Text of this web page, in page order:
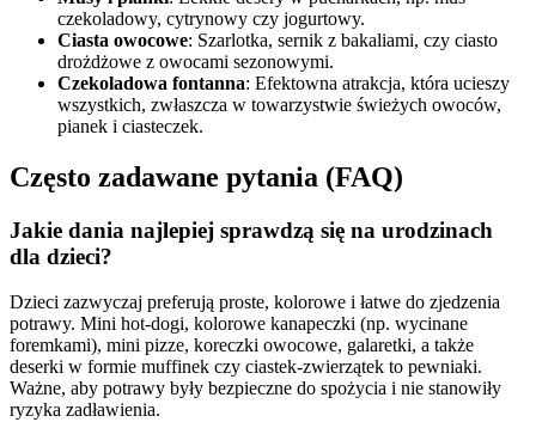
czekoladowy, cytrynowy czy jogurtowy.
Ciasta owocowe: Szarlotka, sernik z bakaliami, czy ciasto
drożdżowe z owocami sezonowymi.
Czekoladowa fontanna: Efektowna atrakcja, która ucieszy
wszystkich, zwłaszcza w towarzystwie świeżych owoców,
pianek i ciasteczek.
Często zadawane pytania (FAQ)
Jakie dania najlepiej sprawdzą się na urodzinach
dla dzieci?
Dzieci zazwyczaj preferują proste, kolorowe i łatwe do zjedzenia
potrawy. Mini hot-dogi, kolorowe kanapeczki (np. wycinane
foremkami), mini pizze, koreczki owocowe, galaretki, a także
deserki w formie muffinek czy ciastek-zwierzątek to pewniaki.
Ważne, aby potrawy były bezpieczne do spożycia i nie stanowiły
ryzyka zadławienia.